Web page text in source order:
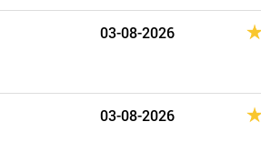
03-08-2026
03-08-2026